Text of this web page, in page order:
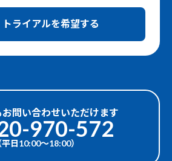
トライアルを希望する
問い合わせいただけます
970-572
平日10:00〜18:00）